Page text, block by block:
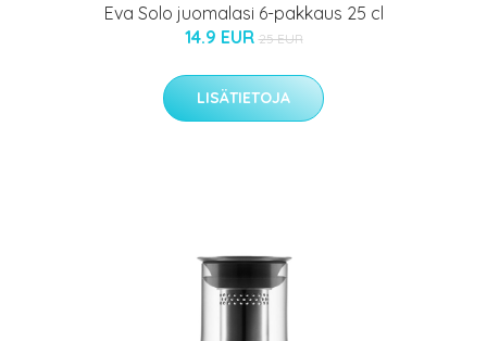
Eva Solo juomalasi 6-pakkaus 25 cl
14.9 EUR 25 EUR
LISÄTIETOJA